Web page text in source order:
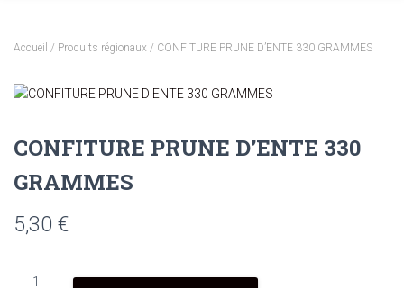
Accueil / Produits régionaux / CONFITURE PRUNE D’ENTE 330 GRAMMES
CONFITURE PRUNE D’ENTE 330
GRAMMES
5,30 €
quantité